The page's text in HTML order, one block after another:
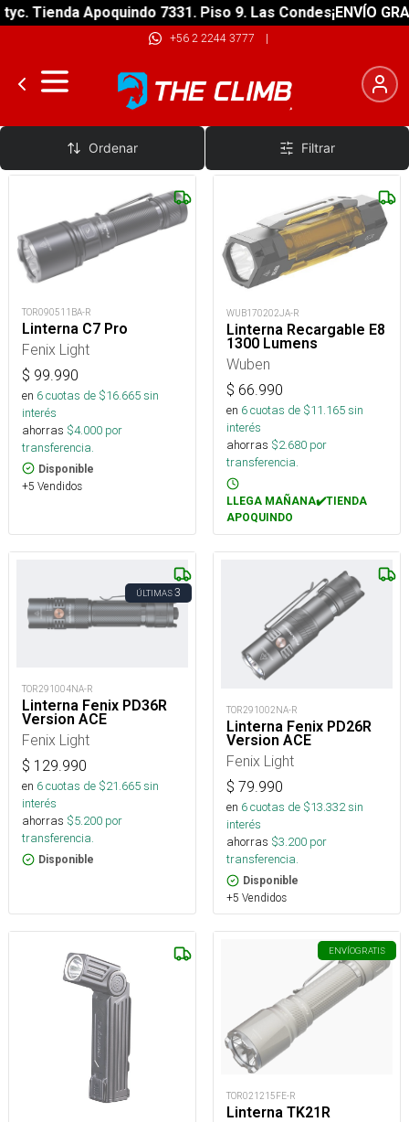
Apoquindo 7331. Piso 9. Las Condes¡ENVÍO
+56 2 2244 3777 |
Linternas de Mano Sobre 500 Lumenes
Ordenar Filtrar
TOR090511BA-R
Linterna C7 Pro
Fenix Light
$ 99.990
en 6cuotas de $16.665sin
interés
ahorras $4.000 por
transferencia.
Disponible
+5 Vendidos
WUB170202JA-R
Linterna Recargable E8
1300 Lumens
Wuben
$ 66.990
en 6cuotas de $11.165sin
interés
ahorras $2.680 por
transferencia.
LLEGA MAÑANA✔️TIENDA
APOQUINDO
ÚLTIMAS3
TOR291004NA-R
Linterna Fenix PD36R
Version ACE
Fenix Light
$ 129.990
en 6cuotas de $21.665sin
interés
ahorras $5.200 por
transferencia.
Disponible
TOR291002NA-R
Linterna Fenix PD26R
Version ACE
Fenix Light
$ 79.990
en 6cuotas de $13.332sin
interés
ahorras $3.200 por
transferencia.
Disponible
+5 Vendidos
ENVÍOGRATIS
TOR021215FE-R
Linterna TK21R